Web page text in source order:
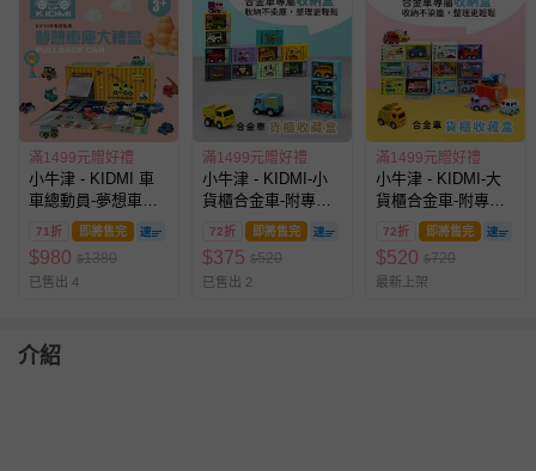
滿1499元贈好禮
小牛津 - KIDMI 車
車總動員-夢想車庫
大禮盒-(合金車
12PCS)
71折 即將售完
$980 $1380
已售出 4
滿1499元贈好禮
小牛津 - KIDMI-小
貨櫃合金車-附專屬
彩繪貨櫃收藏盒-款
式顏色隨機
72折 即將售完
$375 $520
已售出 2
滿1499元贈好禮
小牛津 - KIDMI-大
貨櫃合金車-附專屬
彩繪貨櫃收藏盒-顏
色隨機
72折 即將售完
$520 $720
最新上架
介紹